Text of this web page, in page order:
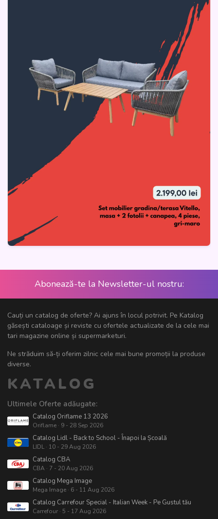
Abonează-te la Newsletter-ul nostru:
Cauți un catalog de oferte? Ai ajuns în locul potrivit. Pe Katalog
găsești cataloage și reviste cu ofertele actualizate de la cele mai
tari magazine online și supermarketuri.
Ne străduim să-ți oferim zilnic cele mai bune promoții la produse
diverse.
KATALOG
Ultimele Oferte adăugate:
Catalog Oriflame 13 2026
Oriflame · 9 - 28 Sep 2026
Catalog Lidl - Back to School - Înapoi la Școală
LIDL · 10 - 29 Aug 2026
Catalog CBA
CBA · 7 - 20 Aug 2026
Catalog Mega Image
Mega Image · 6 - 11 Aug 2026
Catalog Carrefour Special - Italian Week - Pe Gustul tău
Carrefour · 5 - 17 Aug 2026